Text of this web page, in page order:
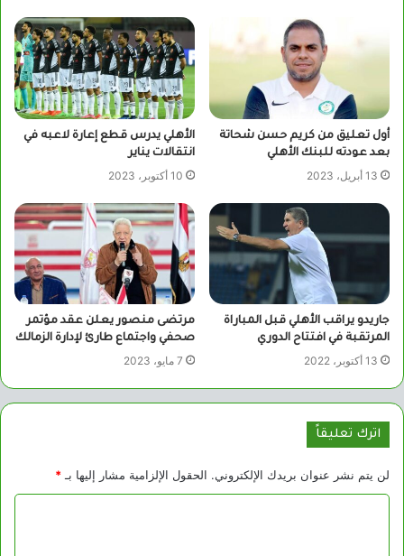
أول تعليق من كريم حسن شحاتة
بعد عودته للبنك الأهلي
13 أبريل، 2023
الأهلي يدرس قطع إعارة لاعبه في
انتقالات يناير
10 أكتوبر، 2023
جاريدو يراقب الأهلي قبل المباراة
المرتقبة في افتتاح الدوري
13 أكتوبر، 2022
مرتضى منصور يعلن عقد مؤتمر
صحفي واجتماع طارئ لإدارة الزمالك
7 مايو، 2023
اترك تعليقاً
لن يتم نشر عنوان بريدك الإلكتروني. الحقول الإلزامية مشار إليها بـ*